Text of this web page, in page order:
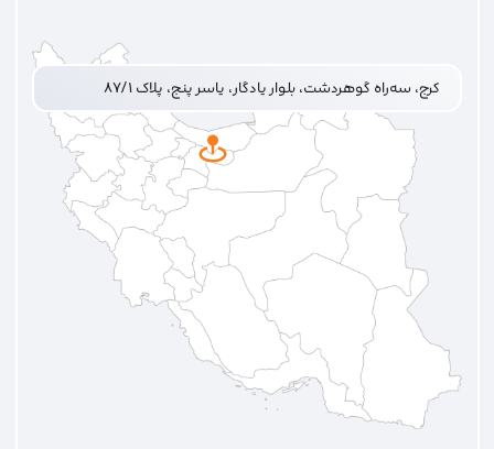
کرج، سه‌راه گوهردشت، بلوار یادگار، یاسر پنج، پلاک ۸۷/۱